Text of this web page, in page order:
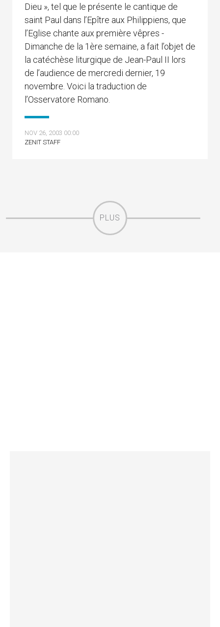
Dieu », tel que le présente le cantique de
saint Paul dans l’Epître aux Philippiens, que
l’Eglise chante aux première vêpres -
Dimanche de la 1ère semaine, a fait l’objet de
la catéchèse liturgique de Jean-Paul II lors
de l’audience de mercredi dernier, 19
novembre. Voici la traduction de
l’Osservatore Romano.
NOV 26, 2003 00:00
ZENIT STAFF
PLUS